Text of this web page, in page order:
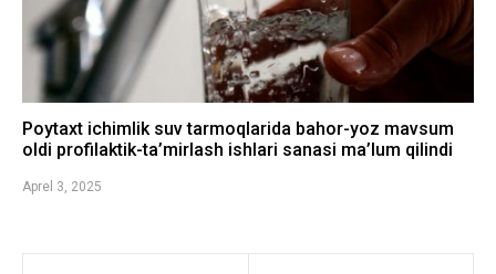
Poytaxt ichimlik suv tarmoqlarida bahor-yoz mavsum
oldi profilaktik-ta’mirlash ishlari sanasi ma’lum qilindi
Aprel 3, 2025